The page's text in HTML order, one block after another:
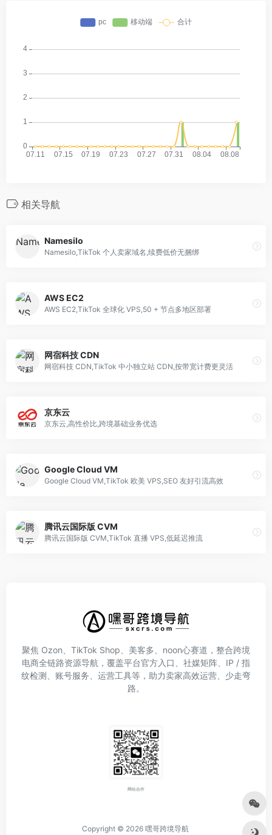
相关导航
Namesilo
Namesilo,TikTok 个人卖家域名,续费低价无捆绑
AWS EC2
AWS EC2,TikTok 全球化 VPS,50 + 节点多地区部署
网宿科技 CDN
网宿科技 CDN,TikTok 中小独立站 CDN,按带宽计费更灵活
京东云
京东云,高性价比,跨境基础业务优选
Google Cloud VM
Google Cloud VM,TikTok 欧美 VPS,SEO 友好引流高效
腾讯云国际版 CVM
腾讯云国际版 CVM,TikTok 直播 VPS,低延迟推流
聚焦 Ozon、TikTok Shop、美客多、noon心赛道，整合跨境
电商全链路资源导航，覆盖平台官方入口、社媒矩阵、IP / 指
纹检测、账号服务、运营工具等，助力卖家高效运营、少走弯
路。
网站合作
Copyright © 2026 嘿哥跨境导航